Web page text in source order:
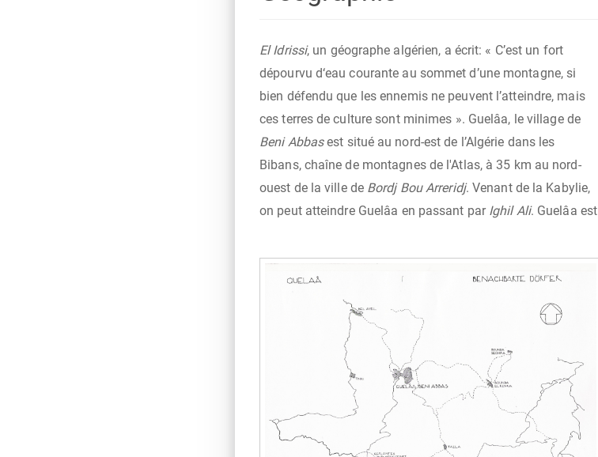
El Idrissi, un géographe algérien, a écrit: « C’est un fort
dépourvu d‘eau courante au sommet d’une montagne, si
bien défendu que les ennemis ne peuvent l’atteindre, mais
ces terres de culture sont minimes ». Guelâa, le village de
Beni Abbasest situé au nord-est de l’Algérie dans les
Bibans, chaîne de montagnes de l'Atlas, à 35 km au nord-
ouest de la ville de Bordj Bou Arreridj. Venant de la Kabylie,
on peut atteindre Guelâa en passant par Ighil Ali. Guelâa est